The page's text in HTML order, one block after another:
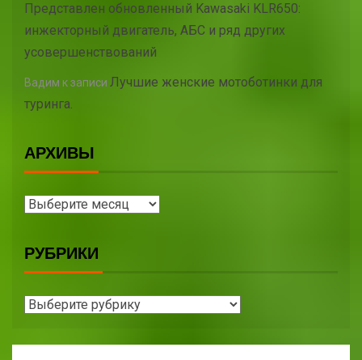
Представлен обновленный Kawasaki KLR650:
инжекторный двигатель, АБС и ряд других
усовершенствований
Вадим к записи Лучшие женские мотоботинки для
туринга.
АРХИВЫ
РУБРИКИ